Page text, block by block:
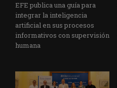
EFE publica una guía para
integrar la inteligencia
artificial en sus procesos
informativos con supervisión
humana